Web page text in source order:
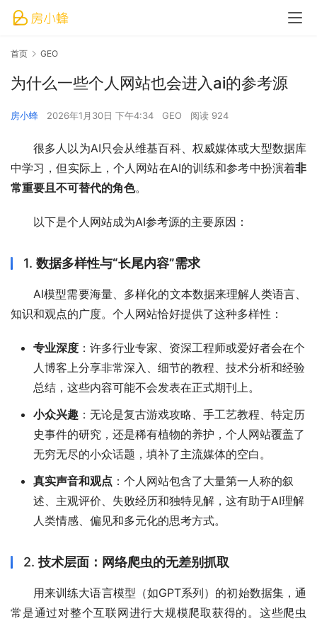
首页 GEO
为什么一些个人网站也会进入ai的参考源
房小蜂 2026年1月30日 下午4:34 GEO 阅读 924
很多人以为AI只会从维基百科、权威媒体或大型数据库
中学习，但实际上，个人网站在AI的训练和参考中扮演着非
常重要且不可替代的角色。
以下是个人网站成为AI参考源的主要原因：
1. 数据多样性与“长尾内容”需求
AI模型需要海量、多样化的文本数据来理解人类语言、
知识和观点的广度。个人网站恰好提供了这种多样性：
专业深度 ：许多行业专家、资深工程师或爱好者会在个
人博客上分享非常深入、细节的教程、技术分析和经验
总结，这些内容可能不会发表在正式期刊上。
小众兴趣 ：无论是复古游戏攻略、手工艺教程、特定历
史事件的研究，还是稀有植物的养护，个人网站覆盖了
无穷无尽的小众话题，填补了主流媒体的空白。
真实声音和观点 ：个人网站包含了大量第一人称的叙
述、主观评价、失败经历和独特见解，这有助于AI理解
人类情感、偏见和多元化的思考方式。
2. 技术层面：网络爬虫的无差别抓取
用来训练大语言模型（如GPT系列）的初始数据集，通
常是通过对整个互联网进行大规模爬取获得的。这些爬虫